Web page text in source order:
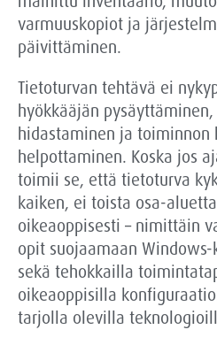
varmuuskopiot ja
päivittäminen.
Tietoturvan tehtävä ei
hyökkääjän pysäyttäminen,
hidastaminen ja toiminnon
helpottaminen. Koska jos
toimii se, että tietoturva
kaiken, ei toista osa-
oikeaoppisesti – nimittäin
opit suojaamaan
sekä tehokkailla
oikeaoppisilla
tarjolla olevilla